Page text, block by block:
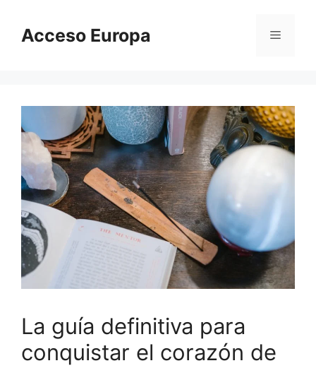
contenido
Acceso Europa Menú
La guía definitiva para
conquistar el corazón de